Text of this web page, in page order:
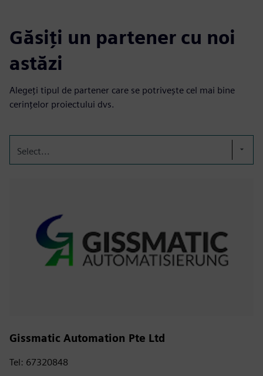
Găsiți un partener cu noi
astăzi
Alegeți tipul de partener care se potrivește cel mai bine
cerințelor proiectului dvs.
Select...
Gissmatic Automation Pte Ltd
Tel: 67320848